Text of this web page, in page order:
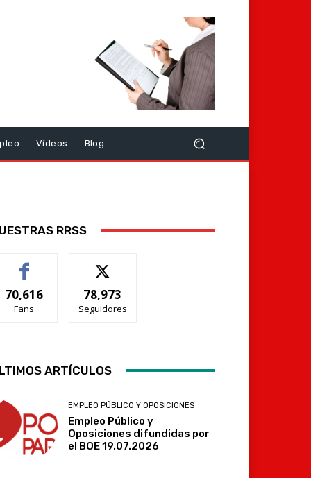
Vídeos Blog
RRSS
70,616
Fans
78,973
Seguidores
ARTÍCULOS
EMPLEO PÚBLICO Y OPOSICIONES
Empleo Público y
Oposiciones difundidas por
el BOE 19.07.2026